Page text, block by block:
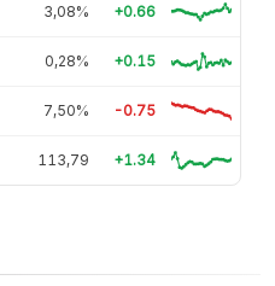
3,08% +0.66
0,28% +0.15
7,50% -0.75
113,79 +1.34